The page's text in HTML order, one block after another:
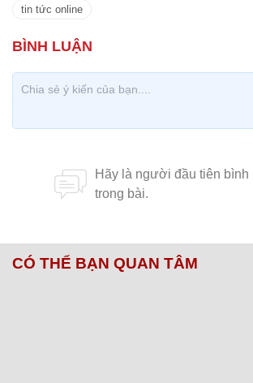
tin tức online
CÓ THỂ BẠN QUAN TÂM